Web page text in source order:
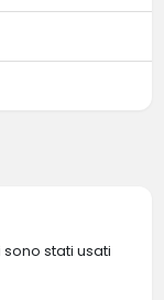
stati usati